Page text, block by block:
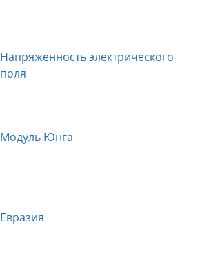
Напряженность электрического
поля
Модуль Юнга
Евразия